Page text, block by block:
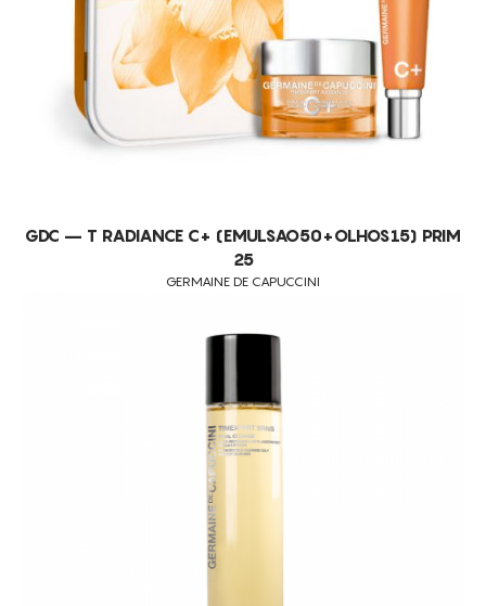
GDC – T RADIANCE C+ (EMULSAO50+OLHOS15) PRIM
25
GERMAINE DE CAPUCCINI